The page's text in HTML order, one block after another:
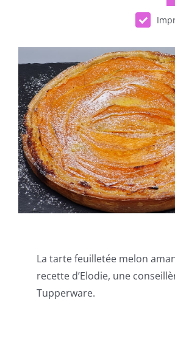
La tarte feuilletée melon
recette d’Elodie, une
Tupperware.